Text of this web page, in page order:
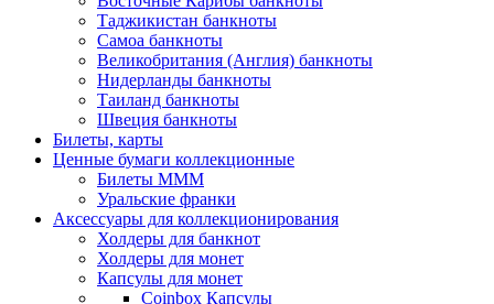
Таджикистан банкноты
Самоа банкноты
Великобритания (Англия) банкноты
Нидерланды банкноты
Таиланд банкноты
Швеция банкноты
Билеты, карты
Ценные бумаги коллекционные
Билеты МММ
Уральские франки
Аксессуары для коллекционирования
Холдеры для банкнот
Холдеры для монет
Капсулы для монет
Coinbox Капсулы